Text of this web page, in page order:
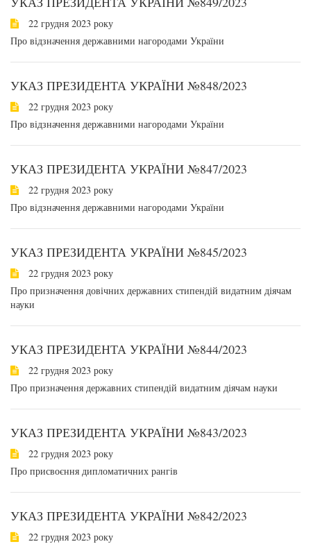
22 грудня 2023 року
Про відзначення державними нагородами України
УКАЗ ПРЕЗИДЕНТА УКРАЇНИ №848/2023
22 грудня 2023 року
Про відзначення державними нагородами України
УКАЗ ПРЕЗИДЕНТА УКРАЇНИ №847/2023
22 грудня 2023 року
Про відзначення державними нагородами України
УКАЗ ПРЕЗИДЕНТА УКРАЇНИ №845/2023
22 грудня 2023 року
Про призначення довічних державних стипендій видатним діячам
науки
УКАЗ ПРЕЗИДЕНТА УКРАЇНИ №844/2023
22 грудня 2023 року
Про призначення державних стипендій видатним діячам науки
УКАЗ ПРЕЗИДЕНТА УКРАЇНИ №843/2023
22 грудня 2023 року
Про присвоєння дипломатичних рангів
УКАЗ ПРЕЗИДЕНТА УКРАЇНИ №842/2023
22 грудня 2023 року